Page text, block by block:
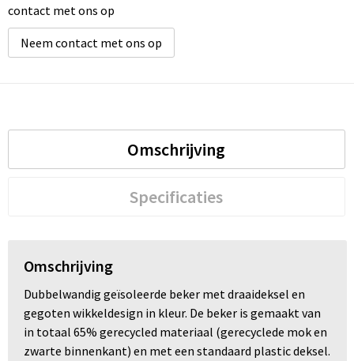
contact met ons op
Neem contact met ons op
Omschrijving
Specificaties
Omschrijving
Dubbelwandig geïsoleerde beker met draaideksel en
gegoten wikkeldesign in kleur. De beker is gemaakt van
in totaal 65% gerecycled materiaal (gerecyclede mok en
zwarte binnenkant) en met een standaard plastic deksel.